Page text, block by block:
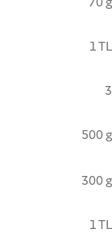
1 TL
3
500 g
300 g
1 TL